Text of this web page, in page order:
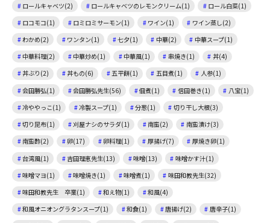
ロールキャベツ(2)
ロールキャベツのレモンクリーム(1)
ロール白菜(1)
ロコモコ(1)
ロミロミサーモン(1) ワイン(1)
ワイン蒸し(2)
わかめ(2)
ワンタン(1) 七夕(1) 中華(2)
中華スープ(1)
中華料理(2)
中華炒め(1) 中華風(1) 串焼き(1)
丼(4)
丼ぶり(2)
丼もの(6) 五平餅(1) 五目煮(1)
人参(1)
会田勝弘(1)
会田勝弘先生(56) 佃煮(1) 信田巻き(1)
八宝(1)
冷ややっこ(1)
冷製スープ(1) 分葱(1)
切り干し大根(3)
切り昆布(1)
刈屋ナシのサラダ(1) 南蛮(2)
南蛮漬け(3)
南蛮酢(2)
卵(17) 卵料理(1) 厚揚げ(7)
厚焼き卵(1)
台湾風(1)
吉田理恵先生(13) 味噌(13)
味噌かす汁(1)
味噌マヨ(1)
味噌焼き(1) 味噌煮(1)
味田和教先生(32)
味田和教先生 卒業(1)
和え物(1)
和風(4)
和風オニオングラタンスープ(1)
和食(1) 唐揚げ(2)
唐辛子(1)